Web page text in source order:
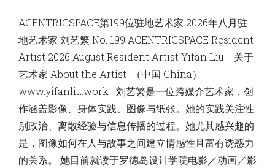
艺
繁
Yifan
Liu
ACENTRICSPACE第199位驻地艺术家 2026年八月驻
地艺术家 刘艺繁 No. 199 ACENTRICSPACE Resident
Artist 2026 August Resident Artist Yifan Liu 关于
艺术家 About the Artist （中国 China）
www.yifanliu.work 刘艺繁是一位跨媒介艺术家，创
作涵盖影像、身体实践、图像与纸张。她的实践关注性
别政治、离散经验与信息传播的过程。她尤其感兴趣的
是，图像如何在人与故事之间建立情感性且富有诱惑力
的关系。 她目前就读于罗德岛设计学院电影／动画／影